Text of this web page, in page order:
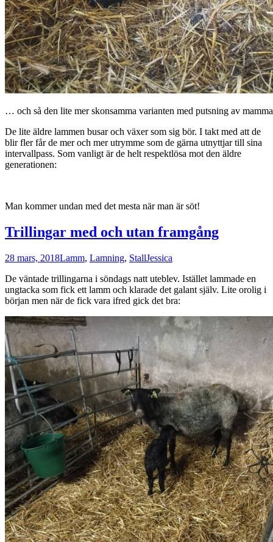
… och så den lite mer skonsamma varianten med putsning av
De lite äldre lammen busar och växer som sig bör. I takt med att de
blir fler får de mer och mer utrymme som de gärna utnyttjar till sina
intervallpass. Som vanligt är de helt respektlösa mot den äldre
generationen:
Man kommer undan med det mesta när man är söt!
Trillingar med och utan framgång
28 mars, 2018Lamm, Lamning, StallJessica
De väntade trillingarna i söndags natt uteblev. Istället lammade en
ungtacka som fick ett lamm och klarade det galant själv. Lite orolig i
början men när de fick vara ifred gick det bra: